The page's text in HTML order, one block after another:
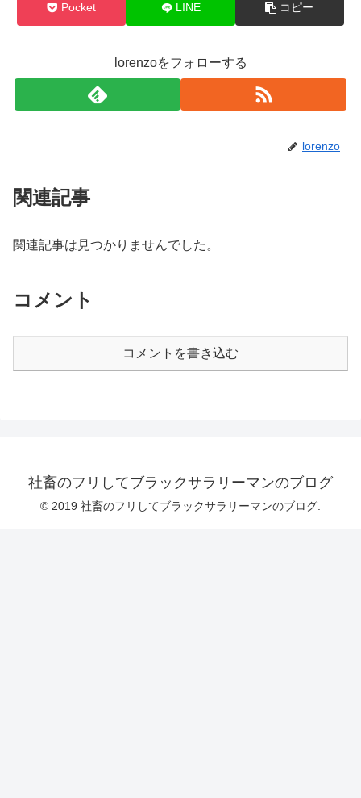
Pocket LINE コピー
lorenzoをフォローする
lorenzo
関連記事
関連記事は見つかりませんでした。
コメント
コメントを書き込む
社畜のフリしてブラックサラリーマンのブログ
© 2019 社畜のフリしてブラックサラリーマンのブログ.